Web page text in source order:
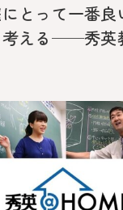
にとって一番
考える──秀英